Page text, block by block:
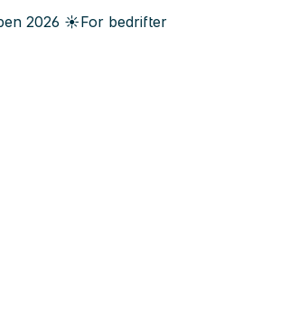
2026 ☀️For bedrifter